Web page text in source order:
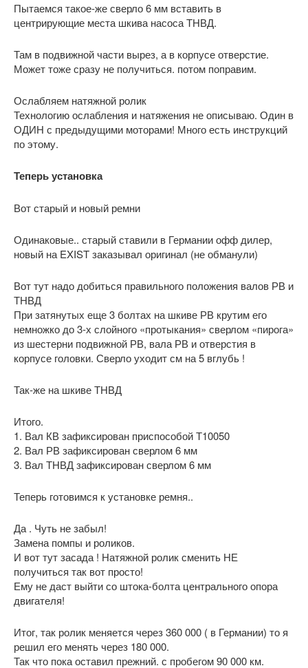
Пытаемся такое-же сверло 6 мм вставить в
центрирующие места шкива насоса ТНВД.
Там в подвижной части вырез, а в корпусе отверстие.
Может тоже сразу не получиться. потом поправим.
Ослабляем натяжной ролик
Технологию ослабления и натяжения не описываю. Один в
ОДИН с предыдущими моторами! Много есть инструкций
по этому.
Теперь установка
Вот старый и новый ремни
Одинаковые.. старый ставили в Германии офф дилер,
новый на EXIST заказывал оригинал (не обманули)
Вот тут надо добиться правильного положения валов РВ и
ТНВД
При затянутых еще 3 болтах на шкиве РВ крутим его
немножко до 3-х слойного «протыкания» сверлом «пирога»
из шестерни подвижной РВ, вала РВ и отверстия в
корпусе головки. Сверло уходит см на 5 вглубь !
Так-же на шкиве ТНВД
Итого.
1. Вал КВ зафиксирован приспособой Т10050
2. Вал РВ зафиксирован сверлом 6 мм
3. Вал ТНВД зафиксирован сверлом 6 мм
Теперь готовимся к установке ремня..
Да . Чуть не забыл!
Замена помпы и роликов.
И вот тут засада ! Натяжной ролик сменить НЕ
получиться так вот просто!
Ему не даст выйти со штока-болта центрального опора
двигателя!
Итог, так ролик меняется через 360 000 ( в Германии) то я
решил его менять через 180 000.
Так что пока оставил прежний. с пробегом 90 000 км.